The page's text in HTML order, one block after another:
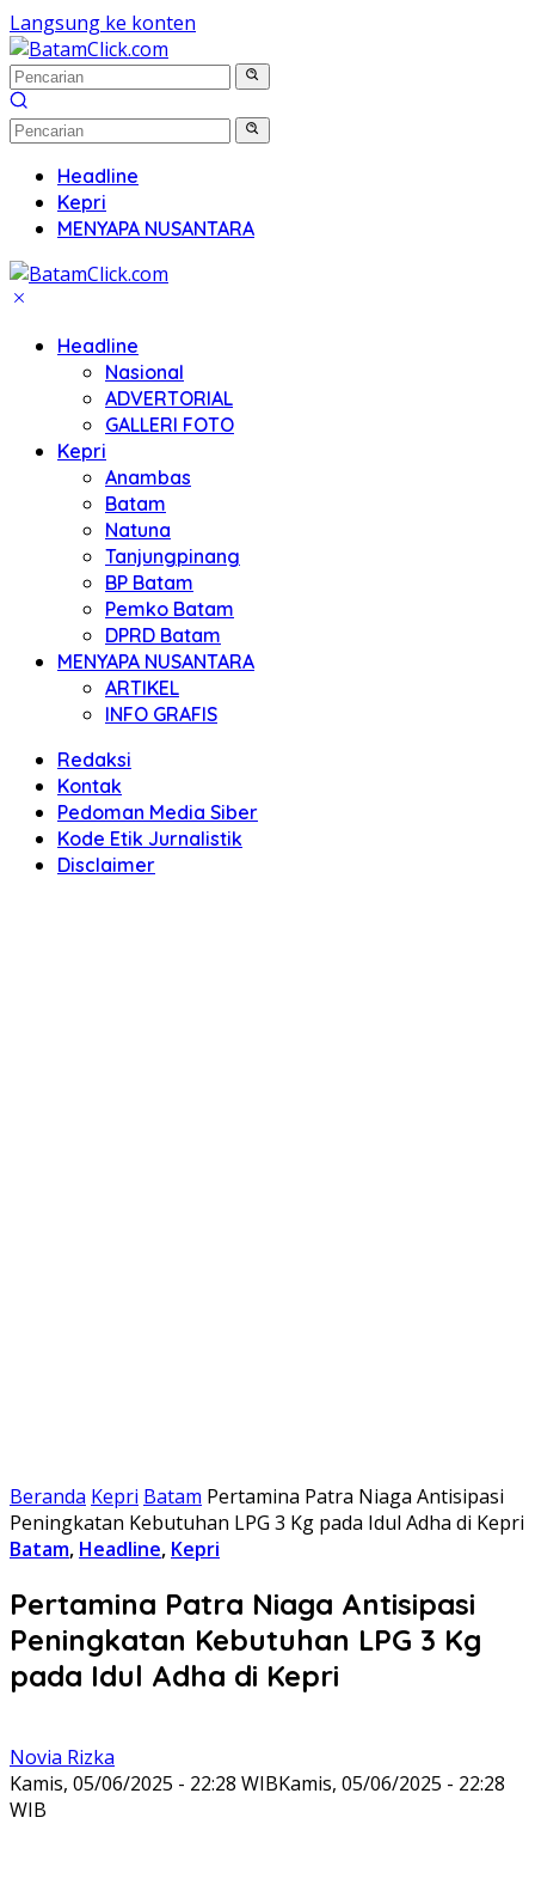
Langsung ke konten
Headline
Kepri
MENYAPA NUSANTARA
Headline
Nasional
ADVERTORIAL
GALLERI FOTO
Kepri
Anambas
Batam
Natuna
Tanjungpinang
BP Batam
Pemko Batam
DPRD Batam
MENYAPA NUSANTARA
ARTIKEL
INFO GRAFIS
Redaksi
Kontak
Pedoman Media Siber
Kode Etik Jurnalistik
Disclaimer
Beranda Kepri Batam Pertamina Patra Niaga Antisipasi
Peningkatan Kebutuhan LPG 3 Kg pada Idul Adha di Kepri
Batam, Headline, Kepri
Pertamina Patra Niaga Antisipasi
Peningkatan Kebutuhan LPG 3 Kg
pada Idul Adha di Kepri
Novia Rizka
Kamis, 05/06/2025 - 22:28 WIBKamis, 05/06/2025 - 22:28
WIB